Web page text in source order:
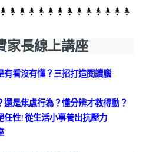
家長線上講座
有看沒有懂？三招打造閱讀腦
還是焦慮行為？懂分辨才教得動？
任性!從生活小事養出抗壓力